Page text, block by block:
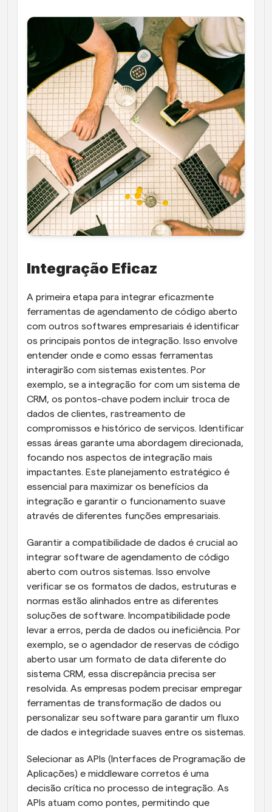
Integração Eficaz
A primeira etapa para integrar eficazmente
ferramentas de agendamento de código aberto
com outros softwares empresariais é identificar
os principais pontos de integração. Isso envolve
entender onde e como essas ferramentas
interagirão com sistemas existentes. Por
exemplo, se a integração for com um sistema de
CRM, os pontos-chave podem incluir troca de
dados de clientes, rastreamento de
compromissos e histórico de serviços. Identificar
essas áreas garante uma abordagem direcionada,
focando nos aspectos de integração mais
impactantes. Este planejamento estratégico é
essencial para maximizar os benefícios da
integração e garantir o funcionamento suave
através de diferentes funções empresariais.
Garantir a compatibilidade de dados é crucial ao
integrar software de agendamento de código
aberto com outros sistemas. Isso envolve
verificar se os formatos de dados, estruturas e
normas estão alinhados entre as diferentes
soluções de software. Incompatibilidade pode
levar a erros, perda de dados ou ineficiência. Por
exemplo, se o agendador de reservas de código
aberto usar um formato de data diferente do
sistema CRM, essa discrepância precisa ser
resolvida. As empresas podem precisar empregar
ferramentas de transformação de dados ou
personalizar seu software para garantir um fluxo
de dados e integridade suaves entre os sistemas.
Selecionar as APIs (Interfaces de Programação de
Aplicações) e middleware corretos é uma
decisão crítica no processo de integração. As
APIs atuam como pontes, permitindo que